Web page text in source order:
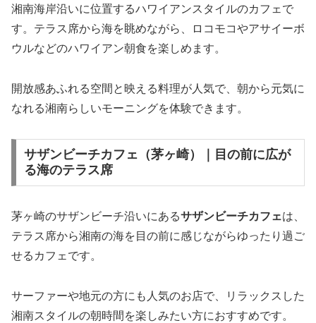
湘南海岸沿いに位置するハワイアンスタイルのカフェで
す。テラス席から海を眺めながら、ロコモコやアサイーボ
ウルなどのハワイアン朝食を楽しめます。
開放感あふれる空間と映える料理が人気で、朝から元気に
なれる湘南らしいモーニングを体験できます。
サザンビーチカフェ（茅ヶ崎）｜目の前に広が
る海のテラス席
茅ヶ崎のサザンビーチ沿いにあるサザンビーチカフェは、
テラス席から湘南の海を目の前に感じながらゆったり過ご
せるカフェです。
サーファーや地元の方にも人気のお店で、リラックスした
湘南スタイルの朝時間を楽しみたい方におすすめです。